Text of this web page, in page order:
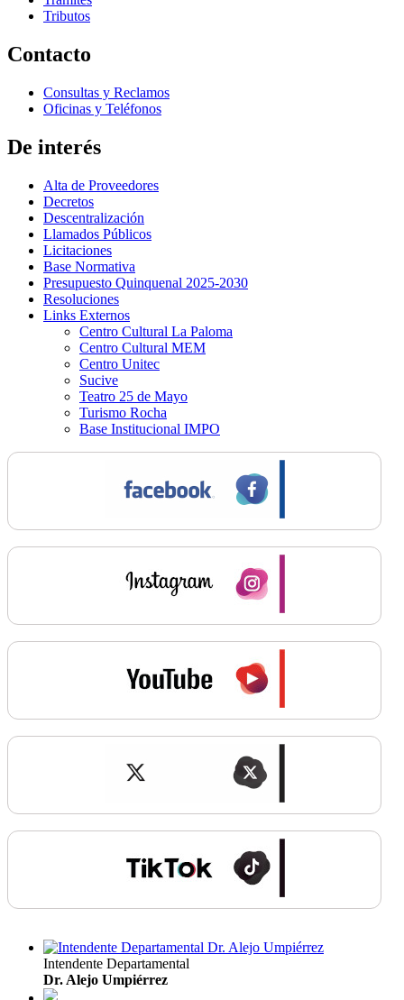
Tributos
Contacto
Consultas y Reclamos
Oficinas y Teléfonos
De interés
Alta de Proveedores
Decretos
Descentralización
Llamados Públicos
Licitaciones
Base Normativa
Presupuesto Quinquenal 2025-2030
Resoluciones
Links Externos
Centro Cultural La Paloma
Centro Cultural MEM
Centro Unitec
Sucive
Teatro 25 de Mayo
Turismo Rocha
Base Institucional IMPO
Intendente Departamental
Dr. Alejo Umpiérrez